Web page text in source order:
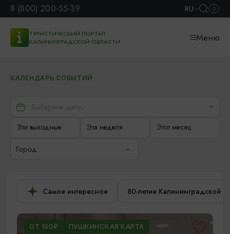
8 (800) 200-55-39 RU
ТУРИСТИЧЕСКИЙ ПОРТАЛ
КАЛИНИНГРАДСКОЙ ОБЛАСТИ
Меню
КАЛЕНДАРЬ СОБЫТИЙ
Эти выходные Эта неделя Этот месяц
Город
Самое интересное 80-летие Калининградской
ОТ 150₽ ПУШКИНСКАЯ КАРТА